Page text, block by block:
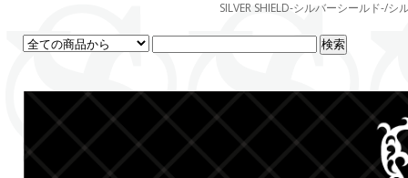
SILVER SHIELD-シルバーシールド-/